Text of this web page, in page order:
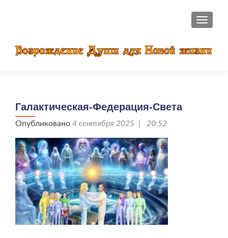
Галактическая-Федерация-Света
Опубликовано 4 сентября 2025 | 20:52